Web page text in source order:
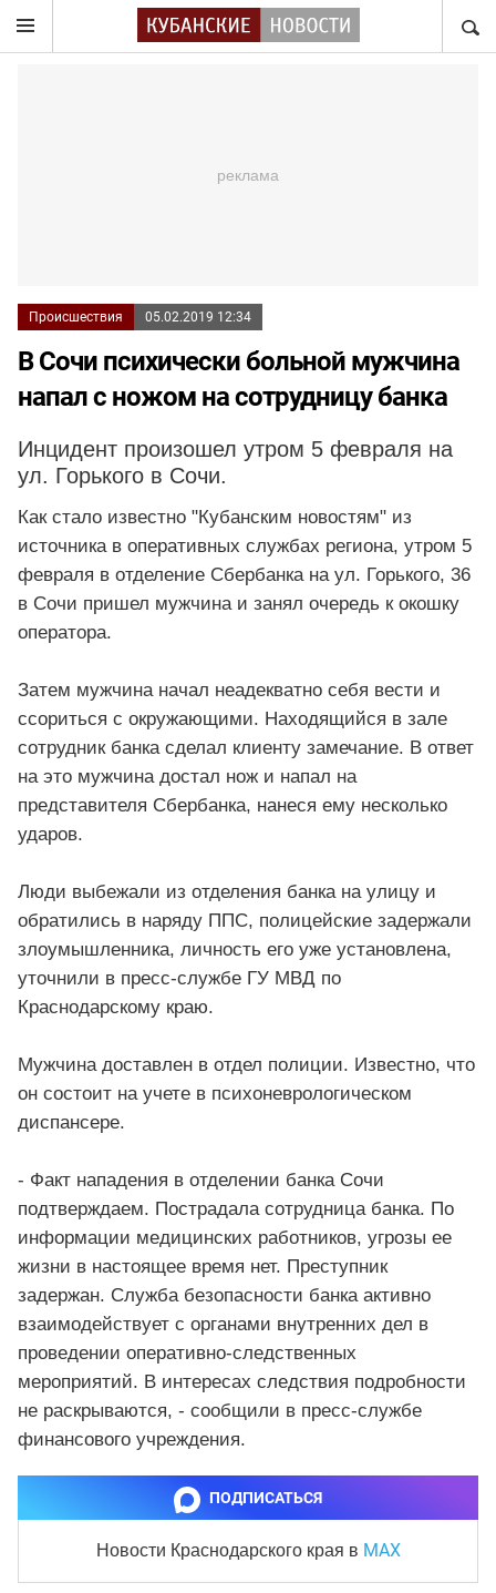
Происшествия 05.02.2019 12:34
В Сочи психически больной мужчина
напал с ножом на сотрудницу банка
Инцидент произошел утром 5 февраля на
ул. Горького в Сочи.
Как стало известно "Кубанским новостям" из
источника в оперативных службах региона, утром 5
февраля в отделение Сбербанка на ул. Горького, 36
в Сочи пришел мужчина и занял очередь к окошку
оператора.
Затем мужчина начал неадекватно себя вести и
ссориться с окружающими. Находящийся в зале
сотрудник банка сделал клиенту замечание. В ответ
на это мужчина достал нож и напал на
представителя Сбербанка, нанеся ему несколько
ударов.
Люди выбежали из отделения банка на улицу и
обратились в наряду ППС, полицейские задержали
злоумышленника, личность его уже установлена,
уточнили в пресс-службе ГУ МВД по
Краснодарскому краю.
Мужчина доставлен в отдел полиции. Известно, что
он состоит на учете в психоневрологическом
диспансере.
- Факт нападения в отделении банка Сочи
подтверждаем. Пострадала сотрудница банка. По
информации медицинских работников, угрозы ее
жизни в настоящее время нет. Преступник
задержан. Служба безопасности банка активно
взаимодействует с органами внутренних дел в
проведении оперативно-следственных
мероприятий. В интересах следствия подробности
не раскрываются, - сообщили в пресс-службе
финансового учреждения.
ПОДПИСАТЬСЯ
Новости Краснодарского края в MAX